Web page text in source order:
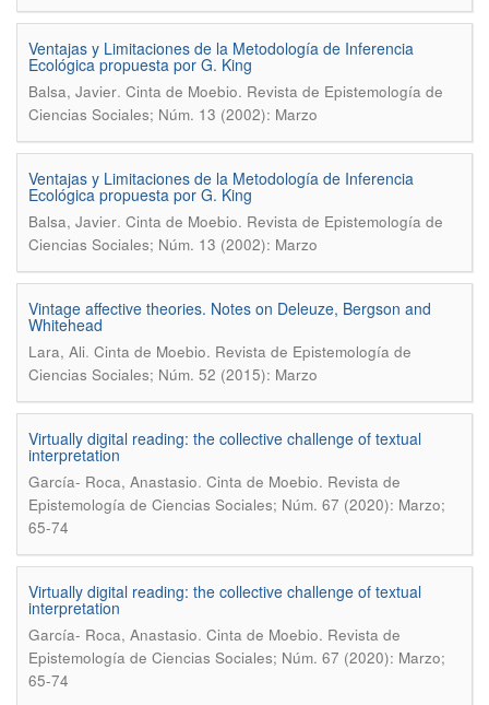
Ventajas y Limitaciones de la Metodología de Inferencia
Ecológica propuesta por G. King
Balsa, Javier. Cinta de Moebio. Revista de Epistemología de
Ciencias Sociales; Núm. 13 (2002): Marzo
Ventajas y Limitaciones de la Metodología de Inferencia
Ecológica propuesta por G. King
Balsa, Javier. Cinta de Moebio. Revista de Epistemología de
Ciencias Sociales; Núm. 13 (2002): Marzo
Vintage affective theories. Notes on Deleuze, Bergson and
Whitehead
Lara, Ali. Cinta de Moebio. Revista de Epistemología de
Ciencias Sociales; Núm. 52 (2015): Marzo
Virtually digital reading: the collective challenge of textual
interpretation
García- Roca, Anastasio. Cinta de Moebio. Revista de
Epistemología de Ciencias Sociales; Núm. 67 (2020): Marzo;
65-74
Virtually digital reading: the collective challenge of textual
interpretation
García- Roca, Anastasio. Cinta de Moebio. Revista de
Epistemología de Ciencias Sociales; Núm. 67 (2020): Marzo;
65-74